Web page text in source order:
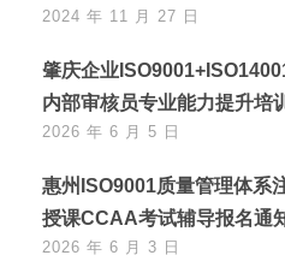
2024 年 11 月 27 日
肇庆企业
内部审核员专业能力提升培
2026 年 6 月 5 日
惠州ISO9001质量管理体系
授课CCAA考试辅导报名通
2026 年 6 月 3 日